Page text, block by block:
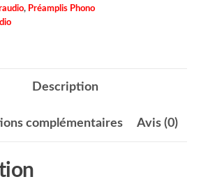
, Préamplis Phono
Description
complémentaires Avis (0)